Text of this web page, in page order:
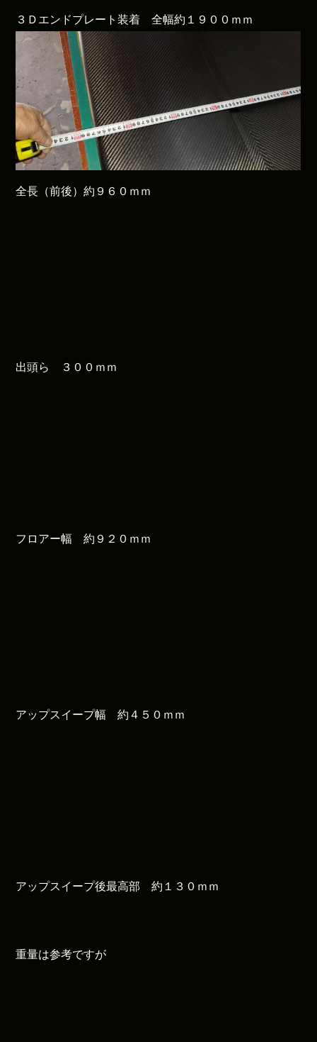
３Ｄエンドプレート装着 全幅約１９００ｍｍ
全長（前後）約９６０ｍｍ
出頭ら ３００ｍｍ
フロアー幅 約９２０ｍｍ
アップスイープ幅 約４５０ｍｍ
アップスイープ後最高部 約１３０ｍｍ
重量は参考ですが